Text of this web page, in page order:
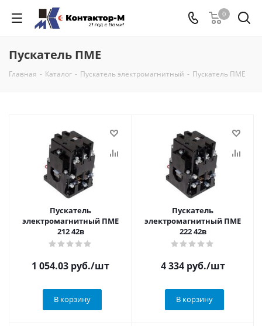
0
Пускатель ПМЕ
Главная - Каталог - Пускатель электромагнитный - Пускатель ПМЕ
Пускатель
электромагнитный ПМЕ
212 42в
1 054.03 руб./шт
В корзину
Пускатель
электромагнитный ПМЕ
222 42в
4 334руб./шт
В корзину